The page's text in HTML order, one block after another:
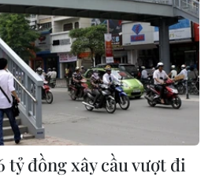
tỷ đồng xây cầu vượt đi